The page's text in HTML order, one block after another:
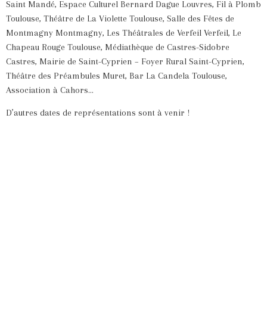
Saint Mandé, Espace Culturel Bernard Dague Louvres, Fil à Plomb
Toulouse, Théâtre de La Violette Toulouse, Salle des Fêtes de
Montmagny Montmagny, Les Théâtrales de Verfeil Verfeil, Le
Chapeau Rouge Toulouse, Médiathèque de Castres-Sidobre
Castres, Mairie de Saint-Cyprien – Foyer Rural Saint-Cyprien,
Théâtre des Préambules Muret, Bar La Candela Toulouse,
Association à Cahors…
D’autres dates de représentations sont à venir !